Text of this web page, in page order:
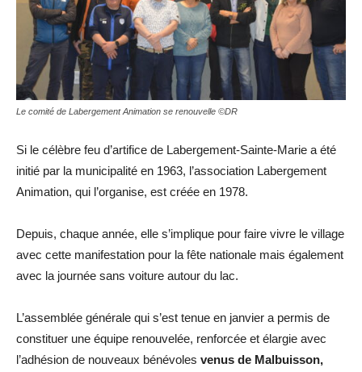
Le comité de Labergement Animation se renouvelle ©DR
Si le célèbre feu d’artifice de Labergement-Sainte-Marie a été
initié par la municipalité en 1963, l’association Labergement
Animation, qui l’organise, est créée en 1978.
Depuis, chaque année, elle s’implique pour faire vivre le village
avec cette manifestation pour la fête nationale mais également
avec la journée sans voiture autour du lac.
L’assemblée générale qui s’est tenue en janvier a permis de
constituer une équipe renouvelée, renforcée et élargie avec
l’adhésion de nouveaux bénévoles venus de Malbuisson,